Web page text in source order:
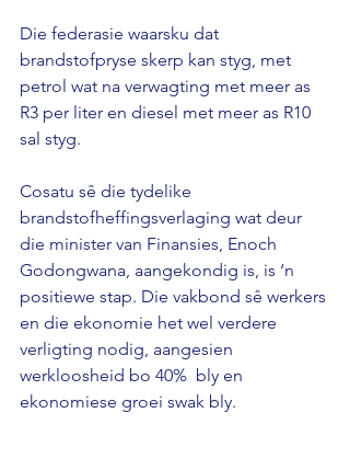
Die federasie waarsku dat
brandstofpryse skerp kan styg, met
petrol wat na verwagting met meer as
R3 per liter en diesel met meer as R10
sal styg.
Cosatu sê die tydelike
brandstofheffingsverlaging wat deur
die minister van Finansies, Enoch
Godongwana, aangekondig is, is ‘n
positiewe stap. Die vakbond sê werkers
en die ekonomie het wel verdere
verligting nodig, aangesien
werkloosheid bo 40%  bly en
ekonomiese groei swak bly.